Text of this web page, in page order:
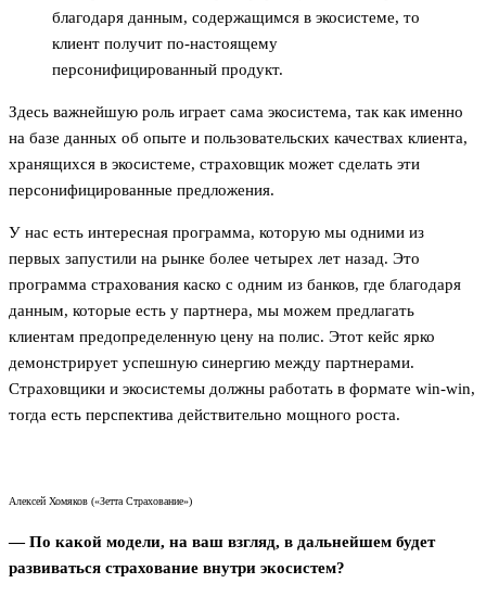
благодаря данным, содержащимся в экосистеме, то
клиент получит по-настоящему
персонифицированный продукт.
Здесь важнейшую роль играет сама экосистема, так как именно
на базе данных об опыте и пользовательских качествах клиента,
хранящихся в экосистеме, страховщик может сделать эти
персонифицированные предложения.
У нас есть интересная программа, которую мы одними из
первых запустили на рынке более четырех лет назад. Это
программа страхования каско с одним из банков, где благодаря
данным, которые есть у партнера, мы можем предлагать
клиентам предопределенную цену на полис. Этот кейс ярко
демонстрирует успешную синергию между партнерами.
Страховщики и экосистемы должны работать в формате win-win,
тогда есть перспектива действительно мощного роста.
Алексей Хомяков («Зетта Страхование»)
— По какой модели, на ваш взгляд, в дальнейшем будет
развиваться страхование внутри экосистем?